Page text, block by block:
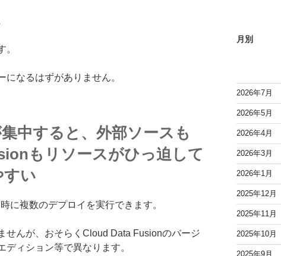
。
なるはずがありません。
中すると、外部ソースも
もリソースがひっ迫して
すい
に複数のデプロイを実行できます。
せんが、おそらくCloud Data Fusionのバージ
ディション等で異なります。
月別
2026年7月
2026年5月
2026年4月
2026年3月
2026年1月
2025年12月
2025年11月
2025年10月
2025年9月